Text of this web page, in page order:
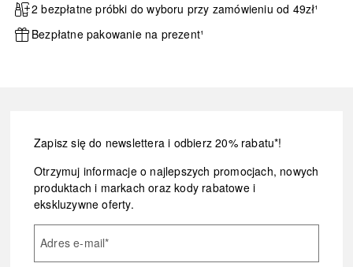
2 bezpłatne próbki do wyboru przy zamówieniu od 49zł¹
Bezpłatne pakowanie na prezent¹
Zapisz się do newslettera i odbierz 20% rabatu*!
Otrzymuj informacje o najlepszych promocjach, nowych
produktach i markach oraz kody rabatowe i
ekskluzywne oferty.
Adres e-mail*